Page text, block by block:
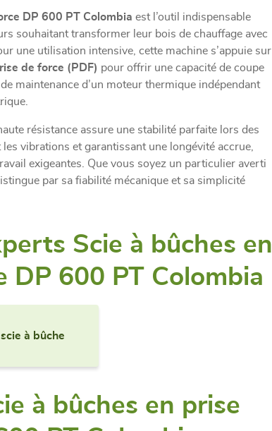
DP 600 PT Colombia est l’outil indispensable
souhaitant transformer leur bois de chauffage avec
une utilisation intensive, cette machine s’appuie sur
de force (PDF) pour offrir une capacité de coupe
maintenance d’un moteur thermique indépendant
résistance assure une stabilité parfaite lors des
vibrations et garantissant une longévité accrue,
exigeantes. Que vous soyez un particulier averti
par sa fiabilité mécanique et sa simplicité
Scie à bûches en
DP 600 PT Colombia
à bûche
à bûches en prise